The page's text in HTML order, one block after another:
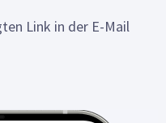
Link in der E-Mail